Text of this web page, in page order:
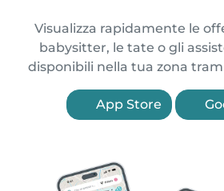
Visualizza rapidamente le
babysitter, le tate o gli
disponibili nella tua zona
App Store